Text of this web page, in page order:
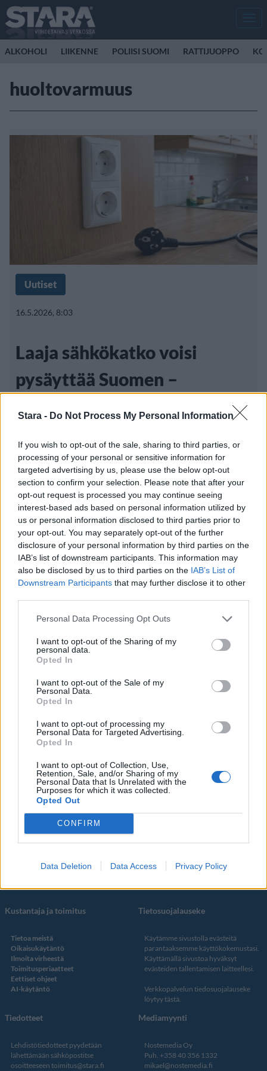
Stara - Do Not Process My Personal Information
If you wish to opt-out of the sale, sharing to third parties, or
processing of your personal or sensitive information for
targeted advertising by us, please use the below opt-out
section to confirm your selection. Please note that after your
opt-out request is processed you may continue seeing
interest-based ads based on personal information utilized by
us or personal information disclosed to third parties prior to
your opt-out. You may separately opt-out of the further
disclosure of your personal information by third parties on the
IAB’s list of downstream participants. This information may
also be disclosed by us to third parties on the IAB’s List of
Downstream Participants that may further disclose it to other
Personal Data Processing Opt Outs
I want to opt-out of the Sharing of my
personal data.
Opted In
I want to opt-out of the Sale of my
Personal Data.
Opted In
I want to opt-out of processing my
Personal Data for Targeted Advertising.
Opted In
I want to opt-out of Collection, Use,
Retention, Sale, and/or Sharing of my
Personal Data that Is Unrelated with the
Purposes for which it was collected.
Opted Out
CONFIRM
Data Deletion Data Access Privacy Policy
ALKOHOLI LIIKENNE POLIISI SUOMI RATTIJUOPPO
huoltovarmuus
Uutiset
16.5.2026, 8:03
Laaja sähkökatko voisi
pysäyttää Suomen –
Suomi on laatinut ensimmäisen varsinaisen
kansallisen turvallisuuden strategiansa.
Valtioneuvoston julkaisemassa
Info
Tietoa meistä
Lähetä uutisvinkki
Mediatiedot
Yhteistyössä
Kesä!
Tyyliniekka
Lifestyle
Matkailu
Koti & Asuminen
Viihdeuutiset
StaraTV
Pelit
Elokuvat
Some
Facebook
Kustantaja ja toimitus
Tietoa meistä
Oikaisukäytäntö
Ilmoita virheestä
Toimitusperiaatteet
Eettiset ohjeet
AI-käytäntö
Tietosuojalauseke
Käytämme sivustolla evästeitä
parantaaksemme käyttökokemustasi.
Käyttämällä sivustoa hyväksyt
evästeiden tallentamisen laitteellesi.
Verkkopalvelun tiedosuojalauseke
löytyy tästä
Tiedotteet
Lehdistötiedotteet pyydetään
lähettämään sähköpostitse
osoitteeseen toimitus@stara.fi
Mediamyynti
Nostemedia Oy
Puh. +358 40 356 1332
mikael@nostemedia.fi